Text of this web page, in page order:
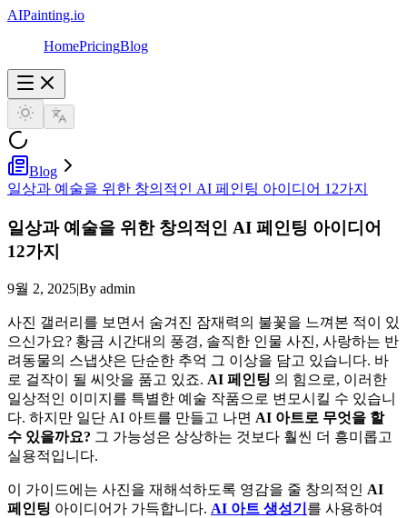
AIPainting.io
HomePricingBlog
Blog
일상과 예술을 위한 창의적인 AI 페인팅 아이디어 12가지
일상과 예술을 위한 창의적인 AI 페인팅 아이디어
12가지
9월 2, 2025|By admin
사진 갤러리를 보면서 숨겨진 잠재력의 불꽃을 느껴본 적이 있
으신가요? 황금 시간대의 풍경, 솔직한 인물 사진, 사랑하는 반
려동물의 스냅샷은 단순한 추억 그 이상을 담고 있습니다. 바
로 걸작이 될 씨앗을 품고 있죠. AI 페인팅 의 힘으로, 이러한
일상적인 이미지를 특별한 예술 작품으로 변모시킬 수 있습니
다. 하지만 일단 AI 아트를 만들고 나면 AI 아트로 무엇을 할
수 있을까요? 그 가능성은 상상하는 것보다 훨씬 더 흥미롭고
실용적입니다.
이 가이드에는 사진을 재해석하도록 영감을 줄 창의적인 AI
페인팅 아이디어가 가득합니다. AI 아트 생성기 를 사용하여